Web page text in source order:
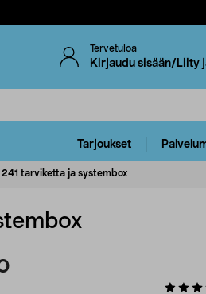
Tervetuloa
Kirjaudu sisään/Liity
Tarjoukset
241 tarviketta ja systembox